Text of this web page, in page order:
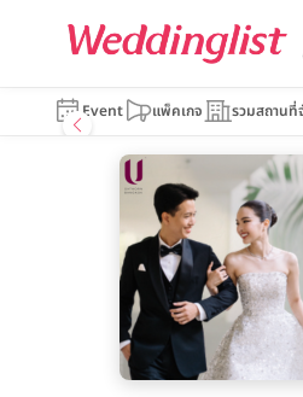
Event แพ็คเกจ รวมสถานที่